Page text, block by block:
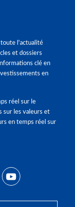
toute l'actualité
et dossiers
clé en
en
réel sur le
sur les valeurs et
en temps réel sur